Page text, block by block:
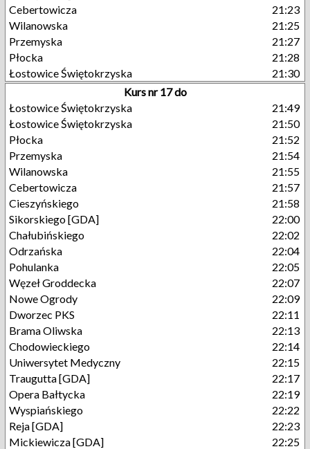
Cebertowicza
21:23
Wilanowska
21:25
Przemyska
21:27
Płocka
21:28
Łostowice Świętokrzyska
21:30
Kurs nr 17 do
Łostowice Świętokrzyska
21:49
Łostowice Świętokrzyska
21:50
Płocka
21:52
Przemyska
21:54
Wilanowska
21:55
Cebertowicza
21:57
Cieszyńskiego
21:58
Sikorskiego [GDA]
22:00
Chałubińskiego
22:02
Odrzańska
22:04
Pohulanka
22:05
Węzeł Groddecka
22:07
Nowe Ogrody
22:09
Dworzec PKS
22:11
Brama Oliwska
22:13
Chodowieckiego
22:14
Uniwersytet Medyczny
22:15
Traugutta [GDA]
22:17
Opera Bałtycka
22:19
Wyspiańskiego
22:22
Reja [GDA]
22:23
Mickiewicza [GDA]
22:25